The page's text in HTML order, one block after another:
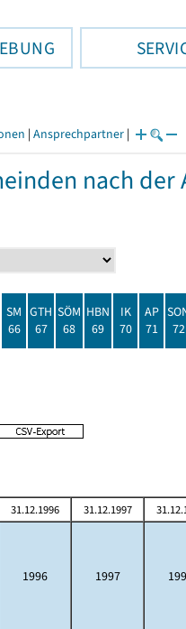
| Ansprechpartner |
nach der
SM
66
GTH
67
SÖM
68
HBN
69
IK
70
AP
71
72
31.12.1996 31.12.1997
1996 1997